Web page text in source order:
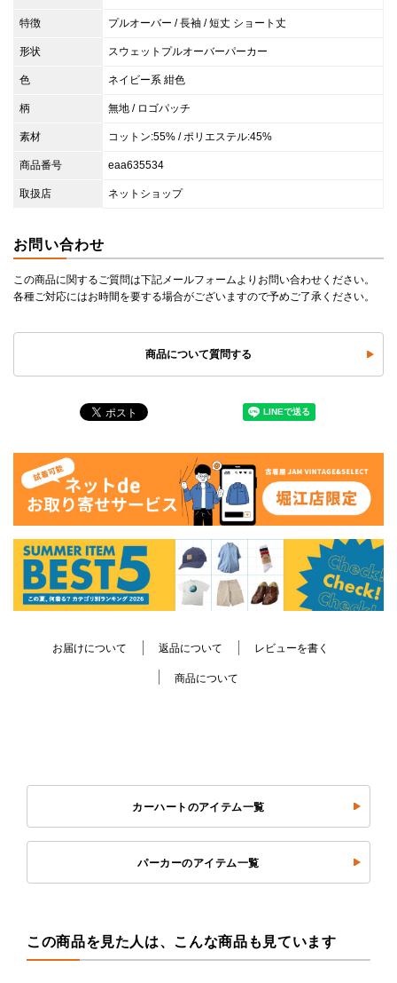
特徴 プルオーバー / 長袖 / 短丈 ショート丈
形状 スウェットプルオーバーパーカー
色 ネイビー系 紺色
柄 無地 / ロゴパッチ
素材 コットン:55% / ポリエステル:45%
商品番号 eaa635534
取扱店 ネットショップ
お問い合わせ
この商品に関するご質問は下記メールフォームよりお問い合わせください。
各種ご対応にはお時間を要する場合がございますので予めご了承ください。
商品について質問する
お届けについて 返品について レビューを書く
商品について
カーハートのアイテム一覧
パーカーのアイテム一覧
この商品を見た人は、こんな商品も見ています